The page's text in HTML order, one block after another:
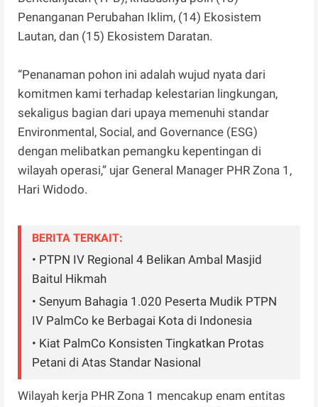
Penanganan Perubahan Iklim, (14) Ekosistem
Lautan, dan (15) Ekosistem Daratan.
“Penanaman pohon ini adalah wujud nyata dari
komitmen kami terhadap kelestarian lingkungan,
sekaligus bagian dari upaya memenuhi standar
Environmental, Social, and Governance (ESG)
dengan melibatkan pemangku kepentingan di
wilayah operasi,” ujar General Manager PHR Zona 1,
Hari Widodo.
BERITA TERKAIT:
• PTPN IV Regional 4 Belikan Ambal Masjid
Baitul Hikmah
• Senyum Bahagia 1.020 Peserta Mudik PTPN
IV PalmCo ke Berbagai Kota di Indonesia
• Kiat PalmCo Konsisten Tingkatkan Protas
Petani di Atas Standar Nasional
Wilayah kerja PHR Zona 1 mencakup enam entitas